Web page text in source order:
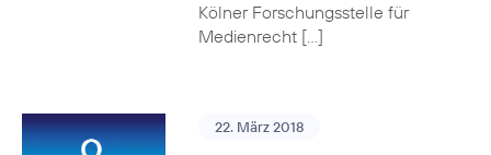
Kölner Forschungsstelle für
Medienrecht […]
22. März 2018